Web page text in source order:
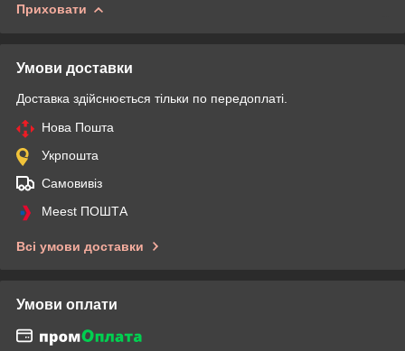
Приховати
Умови доставки
Доставка здійснюється тільки по передоплаті.
Нова Пошта
Укрпошта
Самовивіз
Meest ПОШТА
Всі умови доставки
Умови оплати